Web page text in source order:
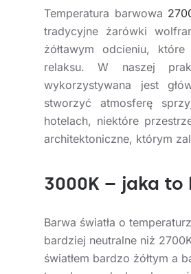
Temperatura barwowa
tradycyjne żarówki
żółtawym odcieniu,
relaksu. W naszej
wykorzystywana jest
stworzyć atmosferę
hotelach, niektóre
architektoniczne, którym
3000K – jaka to
Barwa światła o
bardziej neutralne niż
światłem bardzo żółtym a